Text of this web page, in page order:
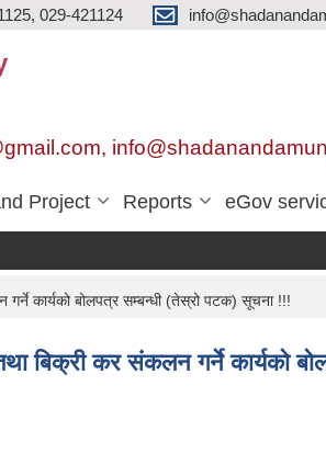
029-421124
Project Reports eGov
कार्यको बोलपत्र सम्बन्धी (तेस्रो पटक) सूचना !!!
बिक्री कर संकलन गर्ने कार्यको